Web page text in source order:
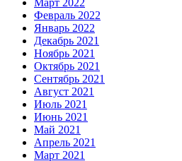
Февраль 2022
Январь 2022
Декабрь 2021
Ноябрь 2021
Октябрь 2021
Сентябрь 2021
Август 2021
Июль 2021
Июнь 2021
Май 2021
Апрель 2021
Март 2021